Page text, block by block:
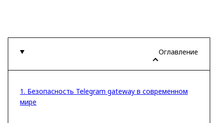
Оглавление
1. Безопасность Telegram gateway в современном
мире